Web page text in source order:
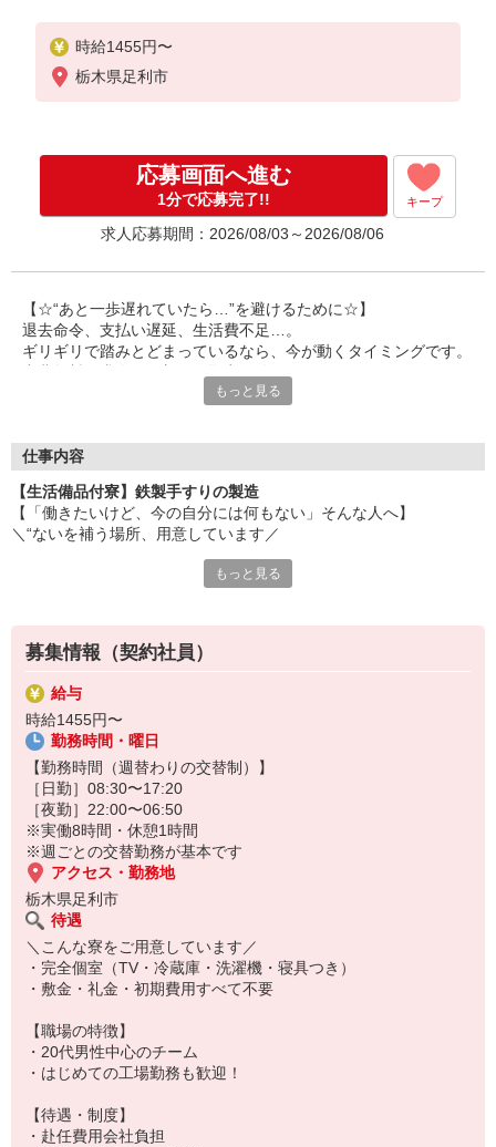
時給1455円〜
栃木県足利市
応募画面へ進む
1分で応募完了!! キープ
求人応募期間：2026/08/03～2026/08/06
【☆“あと一歩遅れていたら…”を避けるために☆】
退去命令、支払い遅延、生活費不足…。
ギリギリで踏みとどまっているなら、今が動くタイミングです。
仕事も家もない。でも、すぐ働きたい。
未経験から始められる仕事も多数。
もっと見る
仕事内容
【生活備品付寮】鉄製手すりの製造
【「働きたいけど、今の自分には何もない」そんな人へ】
＼“ないを補う場所、用意しています／
でも「働きたい」「生活を変えたい」と思っている
そんなあなたを、正面から受け入れる環境です
☆月0-4万円の個室寮（家具・家電つき）
☆TV・エアコン・冷蔵庫・洗濯機など生活必需品を完備
☆面談から最短1週間で入寮・勤務スタートOK
☆初期費用ゼロ／引越し費不要／かばんひとつでOK
“持ってないことが不安なら、まず“整った環境を選んでください
＼形が残るモノづくり！／
鉄製手すりの製造スタッフ募集！
【仕事内容】
(1) 加工・組立
(2) 溶接補助
完成品を自分の目で見られる喜びあり。
もっと見る
募集情報（契約社員）
給与
時給1455円〜
勤務時間・曜日
【勤務時間（週替わりの交替制）】
［日勤］08:30〜17:20
［夜勤］22:00〜06:50
※実働8時間・休憩1時間
※週ごとの交替勤務が基本です
アクセス・勤務地
栃木県足利市
待遇
＼こんな寮をご用意しています／
・完全個室（TV・冷蔵庫・洗濯機・寝具つき）
・敷金・礼金・初期費用すべて不要
【職場の特徴】
・20代男性中心のチーム
・はじめての工場勤務も歓迎！
【待遇・制度】
・赴任費用会社負担